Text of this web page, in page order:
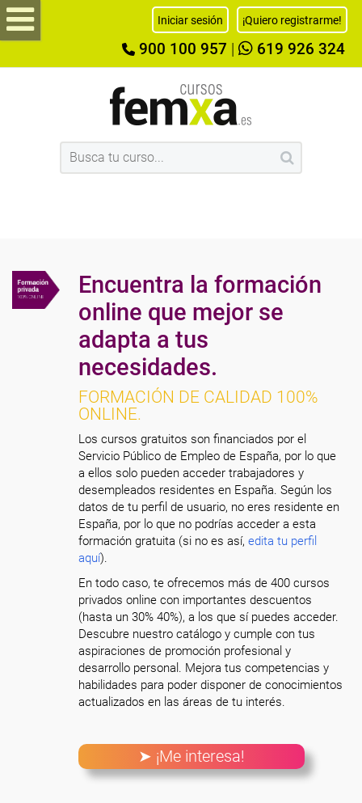
Iniciar sesión ¡Quiero registrarme!
900 100 957 619 926 324
Encuentra la formación
online que mejor se
adapta a tus
necesidades.
FORMACIÓN DE CALIDAD 100%
ONLINE.
Los cursos gratuitos son financiados por el
Servicio Público de Empleo de España, por lo que
a ellos solo pueden acceder trabajadores y
desempleados residentes en España. Según los
datos de tu perfil de usuario, no eres residente en
España, por lo que no podrías acceder a esta
formación gratuita (si no es así,edita tu perfil
aquí).
En todo caso, te ofrecemos más de 400 cursos
privados online con importantes descuentos
(hasta un 30% 40%), a los que sí puedes acceder.
Descubre nuestro catálogo y cumple con tus
aspiraciones de promoción profesional y
desarrollo personal. Mejora tus competencias y
habilidades para poder disponer de conocimientos
actualizados en las áreas de tu interés.
➤ ¡Me interesa!